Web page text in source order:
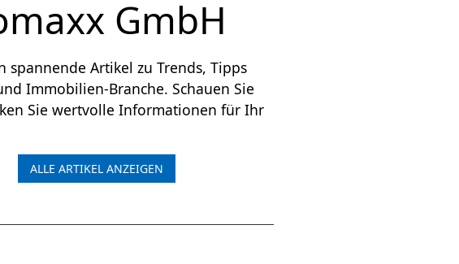
GmbH
Artikel zu Trends, Tipps
Immobilien-Branche. Schauen Sie
Sie wertvolle Informationen für Ihr
ALLE ARTIKEL ANZEIGEN